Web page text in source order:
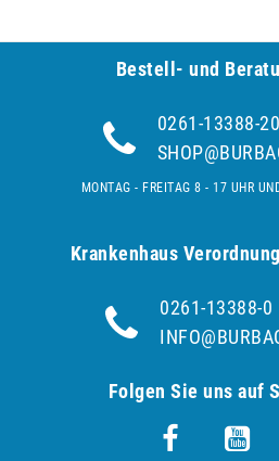
Bestell- und
0261-13388-
MONTAG - FREITAG 8 - 17 UHR
Krankenhaus
0261-13388-0
Folgen Sie uns auf